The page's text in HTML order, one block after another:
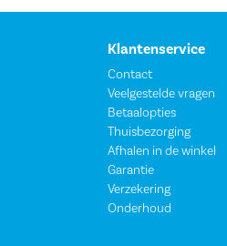
Klantenservice
Contact
Veelgestelde vragen
Betaalopties
Thuisbezorging
Afhalen in de winkel
Garantie
Verzekering
Onderhoud